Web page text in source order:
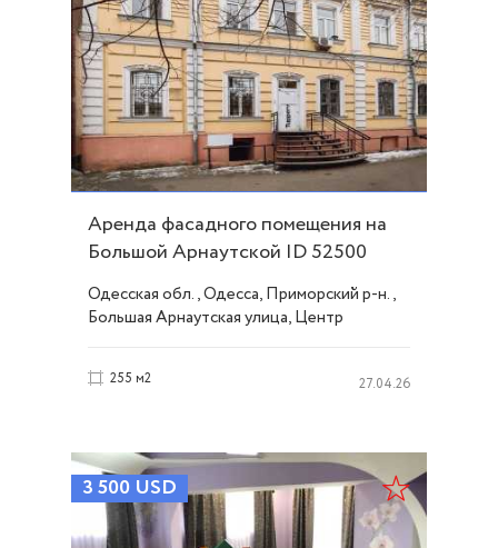
Аренда фасадного помещения на
Большой Арнаутской ID 52500
Одесская обл., Одесса, Приморский р-н.,
Большая Арнаутская улица, Центр
255 м2 27.04.26
3 500 USD